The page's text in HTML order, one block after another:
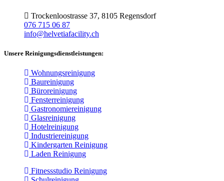
Trockenloostrasse 37, 8105 Regensdorf
076 715 06 87
info@helvetiafacility.ch
Unsere Reinigungsdienstleistungen:
Wohnungsreinigung
Baureinigung
Büroreinigung
Fensterreinigung
Gastronomiereinigung
Glasreinigung
Hotelreinigung
Industriereinigung
Kindergarten Reinigung
Laden Reinigung
Fitnessstudio Reinigung